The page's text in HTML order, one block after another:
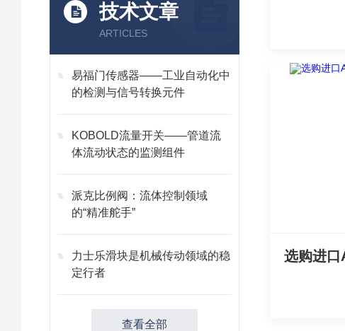
技术文章
ARTICLES
易福门传感器——工业自动化中
的检测与信号转换元件
KOBOLD流量开关——管道流
体流动状态的监测组件
派克比例阀：流体控制领域
的“精准舵手”
力士乐滑块是机械传动领域的稳
定行者
查看全部